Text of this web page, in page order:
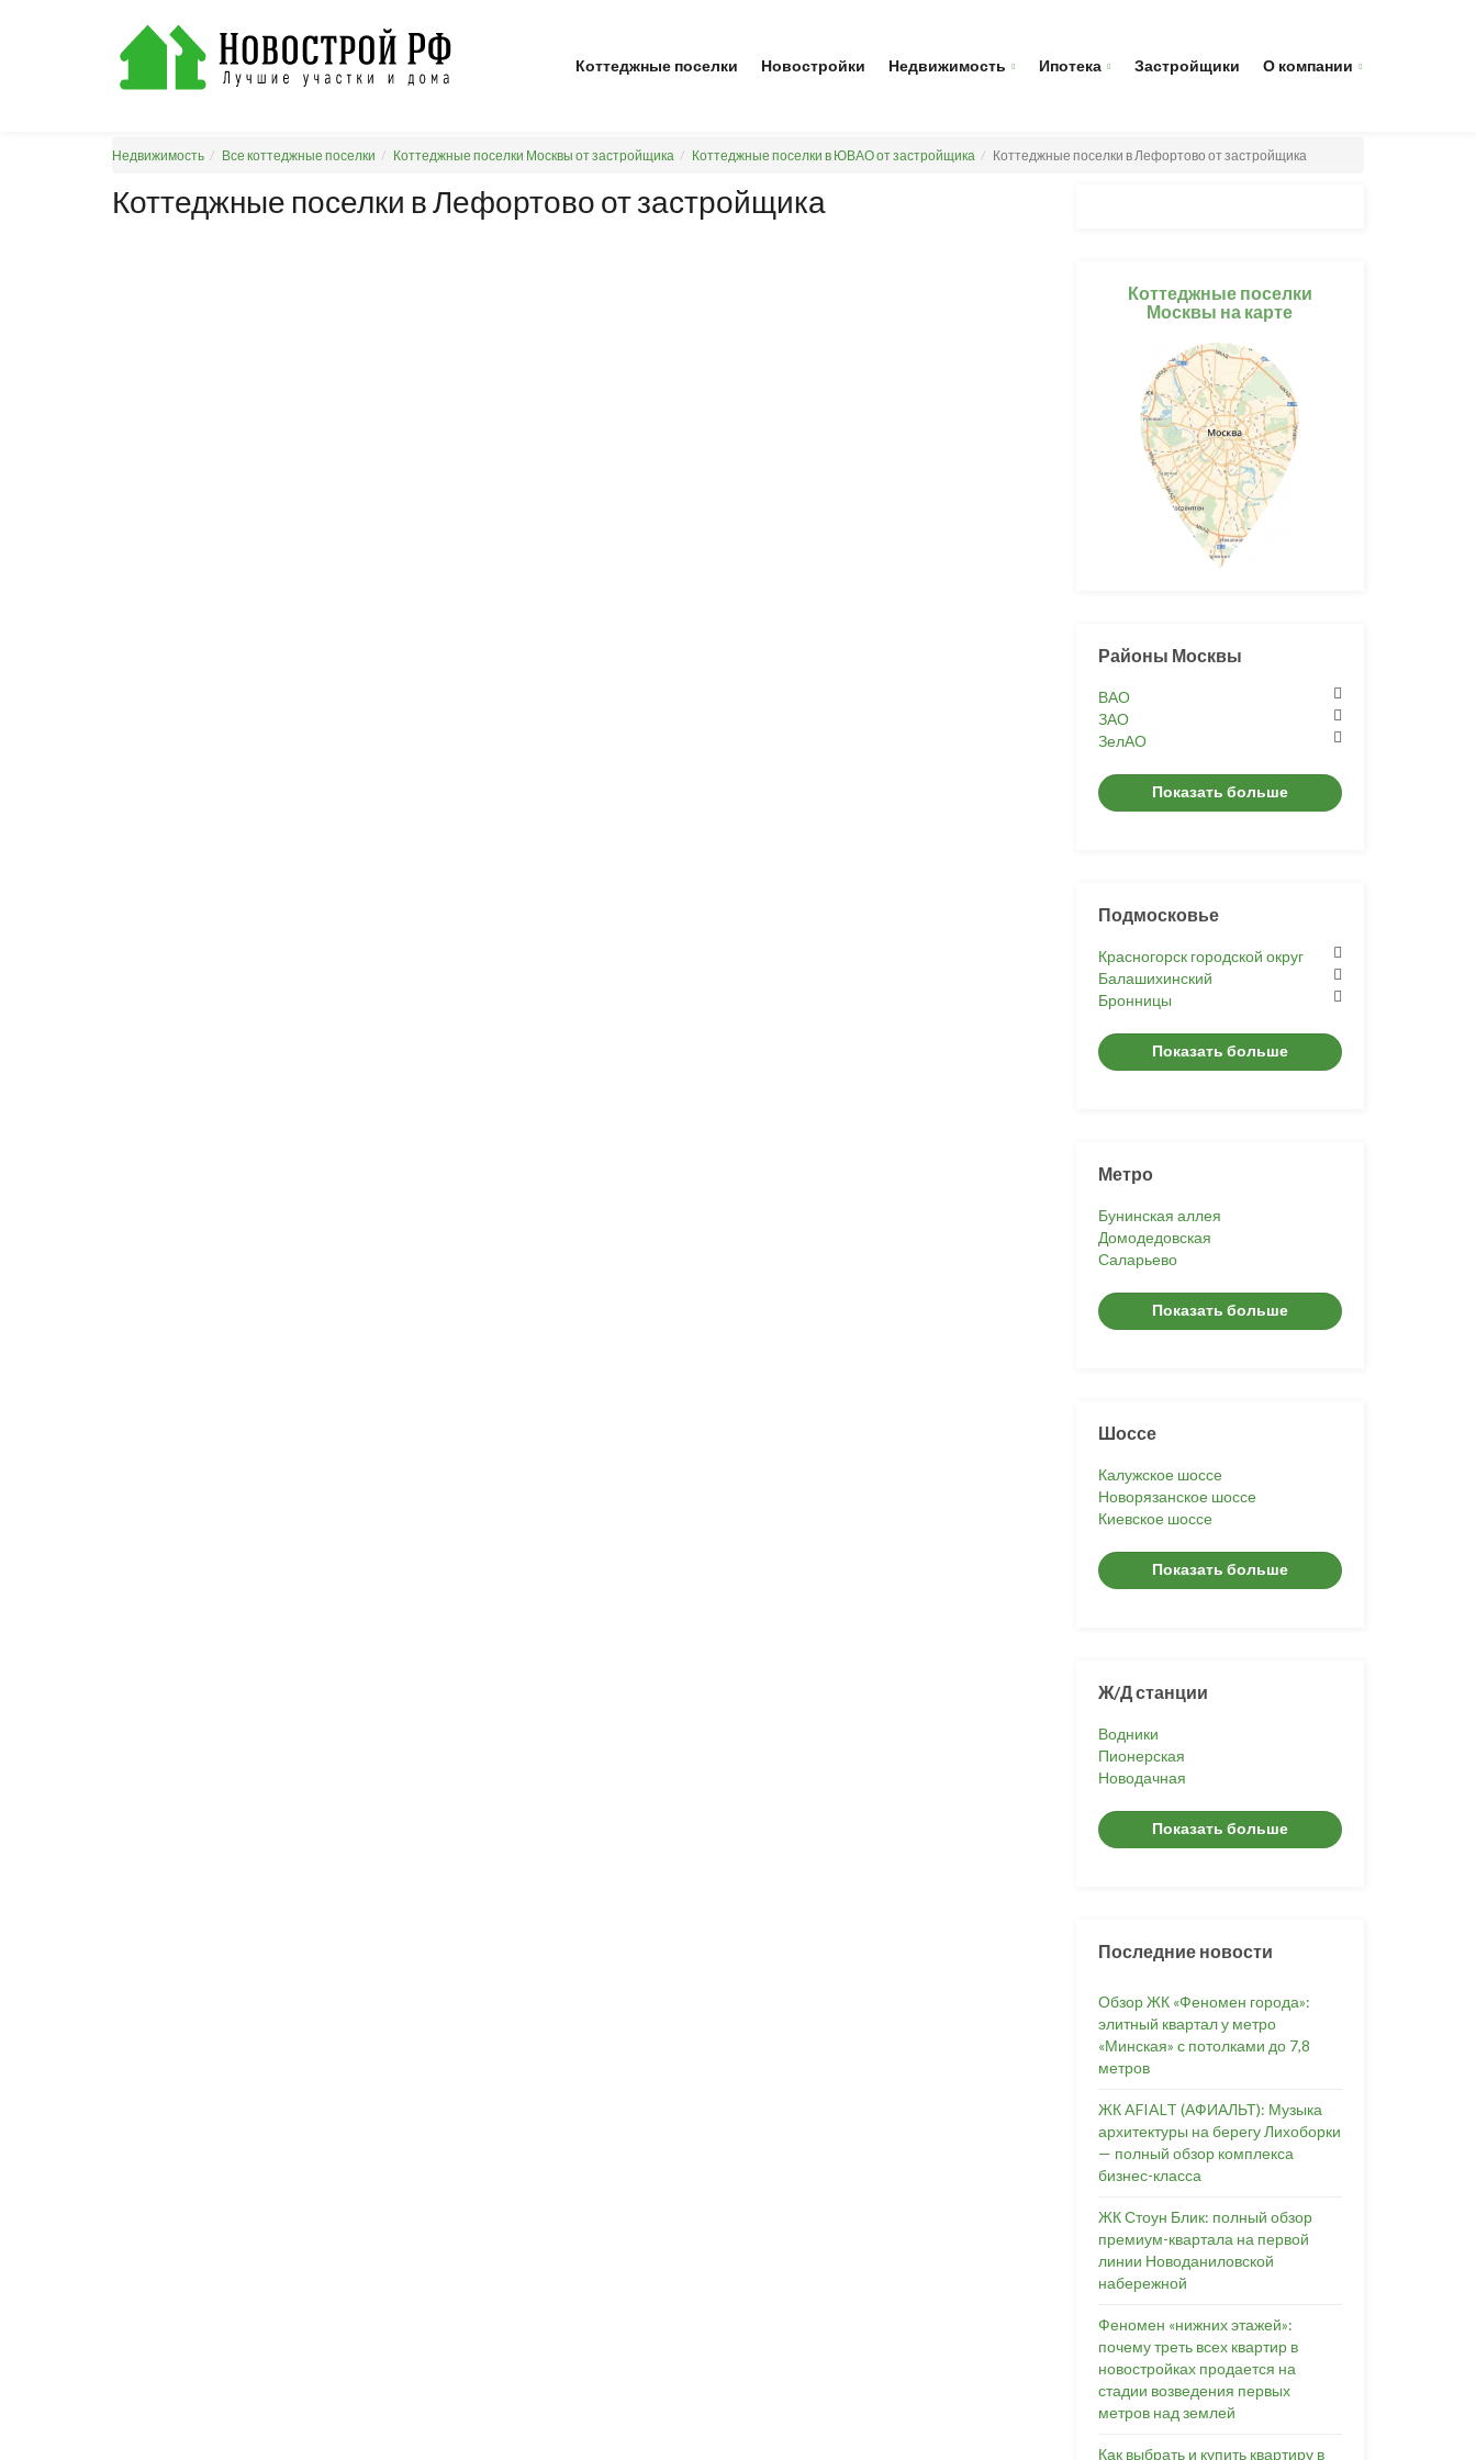
Коттеджные поселки Новостройки Недвижимость Ипотека Застройщики О компании
Недвижимость Все коттеджные поселки Коттеджные поселки Москвы от застройщика Коттеджные поселки в ЮВАО от застройщика Коттеджные поселки в Лефортово от застройщика
Коттеджные поселки в Лефортово от застройщика
Коттеджные поселки
Москвы на карте
Районы Москвы
ВАО
ЗАО
ЗелАО
Показать больше
Подмосковье
Красногорск городской округ
Балашихинский
Бронницы
Показать больше
Метро
Бунинская аллея
Домодедовская
Саларьево
Показать больше
Шоссе
Калужское шоссе
Новорязанское шоссе
Киевское шоссе
Показать больше
Ж/Д станции
Водники
Пионерская
Новодачная
Показать больше
Последние новости
Обзор ЖК «Феномен города»:
элитный квартал у метро
«Минская» с потолками до 7,8
метров
ЖК AFIALT (АФИАЛЬТ): Музыка
архитектуры на берегу Лихоборки
— полный обзор комплекса
бизнес-класса
ЖК Стоун Блик: полный обзор
премиум-квартала на первой
линии Новоданиловской
набережной
Феномен «нижних этажей»:
почему треть всех квартир в
новостройках продается на
стадии возведения первых
метров над землей
Как выбрать и купить квартиру в